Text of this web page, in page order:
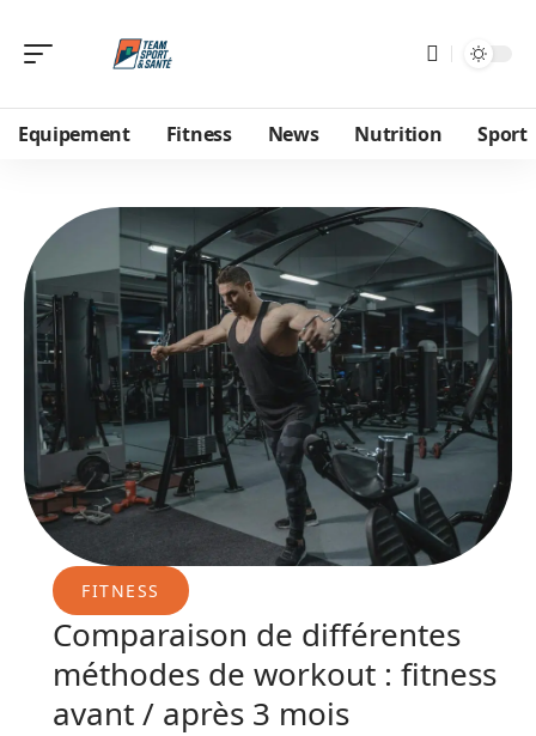
Equipement Fitness News Nutrition Sport
FITNESS
Comparaison de différentes
méthodes de workout : fitness
avant / après 3 mois